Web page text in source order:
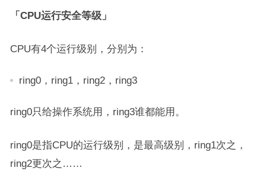
「CPU运行安全等级」
CPU有4个运行级别，分别为：
ring0，ring1，ring2，ring3
ring0只给操作系统用，ring3谁都能用。
ring0是指CPU的运行级别，是最高级别，ring1次之，
ring2更次之……